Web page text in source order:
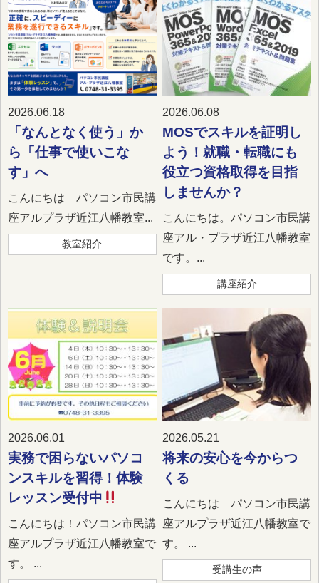
2026.06.18
「なんとなく使う」か
ら「仕事で使いこな
す」へ
こんにちは パソコン市民講
座アルプラザ近江八幡教室...
教室紹介
2026.06.08
MOSでスキルを証明し
よう！就職・転職にも
役立つ資格取得を目指
しませんか？
こんにちは。パソコン市民講
座アル・プラザ近江八幡教室
です。...
講座紹介
2026.06.01
実務で困らないパソコ
ンスキルを習得！体験
レッスン受付中
こんにちは！パソコン市民講
座アルプラザ近江八幡教室で
す。 ...
2026.05.21
将来の安心を今からつ
くる
こんにちは パソコン市民講
座アルプラザ近江八幡教室で
す。 ...
受講生の声